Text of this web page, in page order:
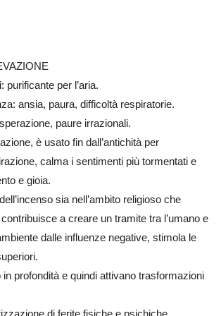
purificante per l’aria.
ansia, paura, difficoltà respiratorie.
paure irrazionali.
è usato fin dall’antichità per
calma i sentimenti più tormentati e
e gioia.
sia nell’ambito religioso che
a creare un tramite tra l’umano e
dalle influenze negative, stimola le
profondità e quindi attivano trasformazioni
di ferite fisiche e psichiche.